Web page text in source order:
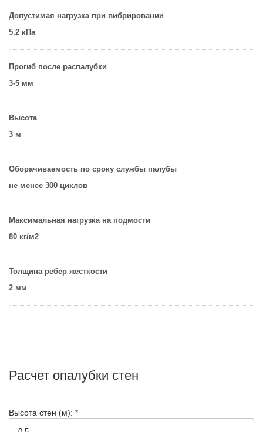
Допустимая нагрузка при вибрировании
5.2 кПа
Прогиб после распалубки
3-5 мм
Высота
3 м
Оборачиваемость по сроку службы палубы
не менее 300 циклов
Максимальная нагрузка на подмости
80 кг/м2
Толщина ребер жесткости
2 мм
Расчет опалубки стен
Высота стен (м): *